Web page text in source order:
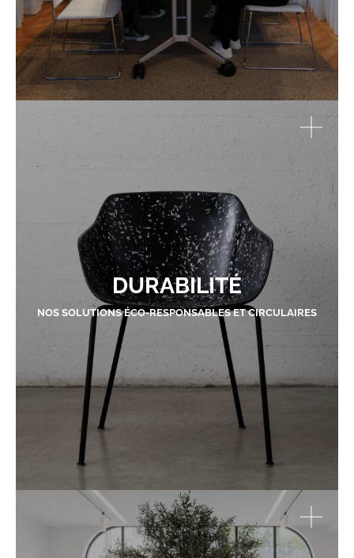
DURABILITÉ
NOS SOLUTIONS ÉCO-RESPONSABLES ET CIRCULAIRES